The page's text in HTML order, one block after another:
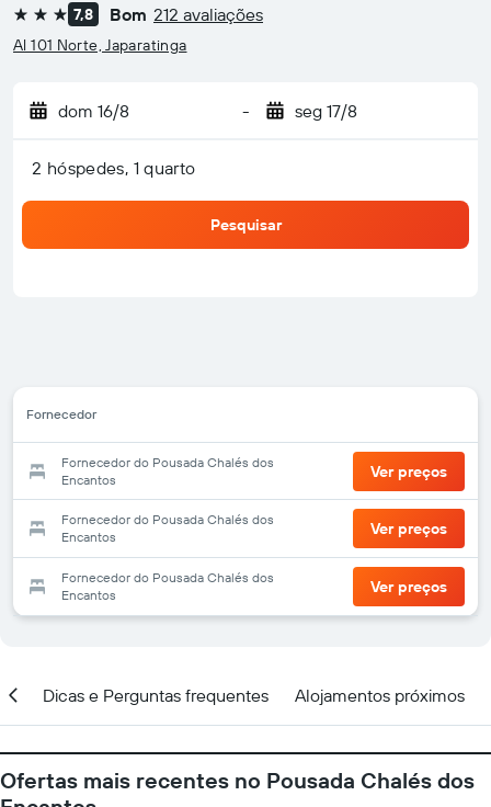
3 estrelas7,8 Bom 212 avaliações
Al 101 Norte, Japaratinga
dom 16/8 - seg 17/8
2 hóspedes, 1 quarto
Pesquisar
Fornecedor
Fornecedor do Pousada Chalés dos
Encantos
Ver preços
Fornecedor do Pousada Chalés dos
Encantos
Ver preços
Fornecedor do Pousada Chalés dos
Encantos
Ver preços
Dicas e Perguntas frequentes Alojamentos próximos
Ofertas mais recentes no Pousada Chalés dos